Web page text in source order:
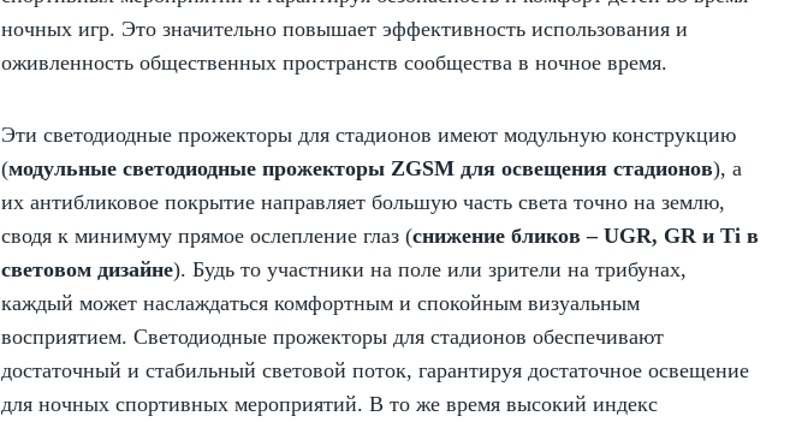
ночных игр. Это значительно повышает эффективность использования и
оживленность общественных пространств сообщества в ночное время.
Эти светодиодные прожекторы для стадионов имеют модульную конструкцию
(модульные светодиодные прожекторы ZGSM для освещения стадионов), а
их антибликовое покрытие направляет большую часть света точно на землю,
сводя к минимуму прямое ослепление глаз (снижение бликов – UGR, GR и Ti в
световом дизайне). Будь то участники на поле или зрители на трибунах,
каждый может наслаждаться комфортным и спокойным визуальным
восприятием. Светодиодные прожекторы для стадионов обеспечивают
достаточный и стабильный световой поток, гарантируя достаточное освещение
для ночных спортивных мероприятий. В то же время высокий индекс